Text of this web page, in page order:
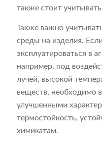
также стоит
Также важно
среды на изделия.
эксплуатироваться в
например, под
лучей, высокой
веществ, необходимо
улучшенными
термостойкость,
химикатам.